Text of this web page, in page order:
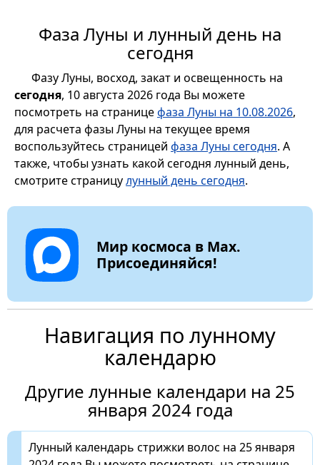
Фаза Луны и лунный день на
сегодня
Фазу Луны, восход, закат и освещенность на
сегодня, 10 августа 2026 года Вы можете
посмотреть на страницефаза Луны на 10.08.2026,
для расчета фазы Луны на текущее время
воспользуйтесь страницей фаза Луны сегодня. А
также, чтобы узнать какой сегодня лунный день,
смотрите страницулунный день сегодня.
Мир космоса в Max.
Присоединяйся!
Навигация по лунному
календарю
Другие лунные календари на 25
января 2024 года
Лунный календарь стрижки волос на 25 января